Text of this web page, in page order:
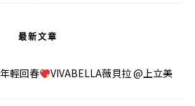
最新文章
輕回春
VIVABELLA薇貝拉 @上立美